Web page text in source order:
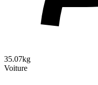
35.07kg
Voiture